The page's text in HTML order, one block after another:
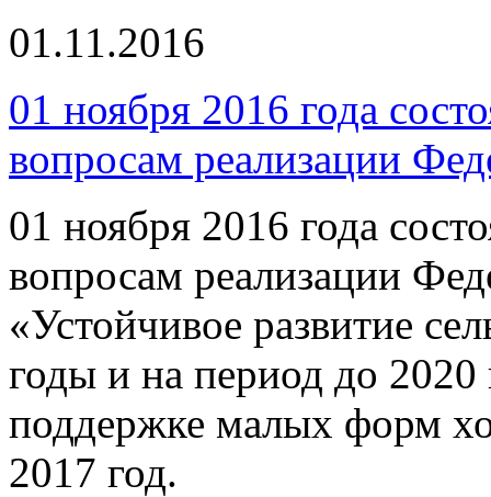
01.11.2016
01 ноября 2016 года
вопросам реализации
01 ноября 2016 года
вопросам реализации
«Устойчивое развитие
годы и на период до
поддержке малых форм
2017 год.